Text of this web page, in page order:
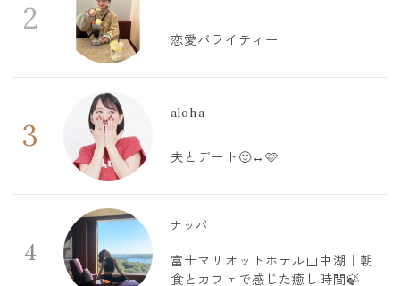
2
恋愛バライティー
3
aloha
夫とデート🙂‍↔️🩷
4
ナッパ
富士マリオットホテル山中湖｜朝
食とカフェで感じた癒し時間🍃